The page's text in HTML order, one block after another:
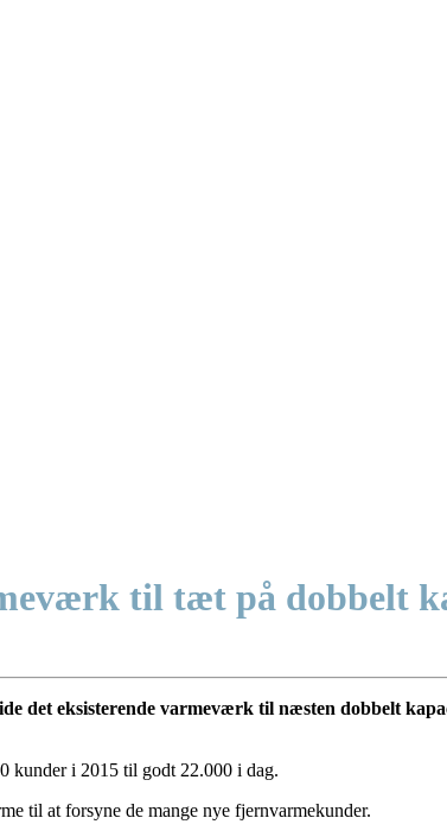
til tæt på dobbelt
det eksisterende varmeværk til næsten dobbelt
kunder i 2015 til godt 22.000 i dag.
til at forsyne de mange nye fjernvarmekunder.